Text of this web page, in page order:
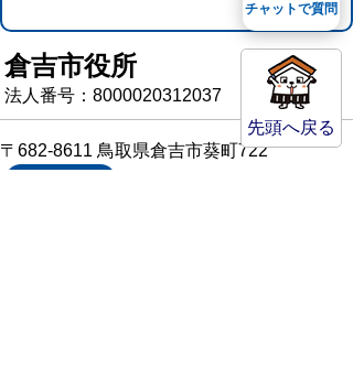
先頭へ戻る
倉吉市役所
法人番号：8000020312037
〒682-8611 鳥取県倉吉市葵町722
チャットで質問